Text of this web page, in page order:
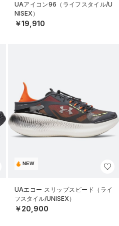
UAアイコン96（ライフスタイル/U
NISEX）
￥19,910
NEW
UAエコー スリップスピード（ライ
フスタイル/UNISEX）
￥20,900